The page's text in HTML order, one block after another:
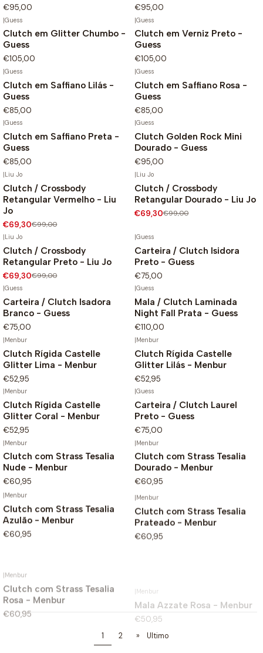
€95,00 €95,00
|Guess
Clutch em Glitter Chumbo -
Guess
€105,00
|Guess
Clutch em Verniz Preto -
Guess
€105,00
|Guess
Clutch em Saffiano Lilás -
Guess
€85,00
|Guess
Clutch em Saffiano Rosa -
Guess
€85,00
|Guess
Clutch em Saffiano Preta -
Guess
€85,00
|Guess
Clutch Golden Rock Mini
Dourado - Guess
€95,00
-30%
|Liu Jo
Clutch / Crossbody
Retangular Vermelho - Liu
Jo
€69,30€99,00
-30%
|Liu Jo
Clutch / Crossbody
Retangular Dourado - Liu Jo
€69,30€99,00
-30%
|Liu Jo
Clutch / Crossbody
Retangular Preto - Liu Jo
€69,30€99,00
|Guess
Carteira / Clutch Isidora
Preto - Guess
€75,00
|Guess
Carteira / Clutch Isadora
Branco - Guess
€75,00
|Guess
Mala / Clutch Laminada
Night Fall Prata - Guess
€110,00
|Menbur
Clutch Rígida Castelle
Glitter Lima - Menbur
€52,95
|Menbur
Clutch Rígida Castelle
Glitter Lilás - Menbur
€52,95
Menbur
Clutch Rígida Castelle
Glitter Coral - Menbur
€52,95
|Guess
Carteira / Clutch Laurel
Preto - Guess
€75,00
|Menbur
Clutch com Strass Tesalia
Nude - Menbur
€60,95
|Menbur
Clutch com Strass Tesalia
Dourado - Menbur
€60,95
|Menbur
Clutch com Strass Tesalia
Azulão - Menbur
€60,95
|Menbur
Clutch com Strass Tesalia
Prateado - Menbur
€60,95
Rosa - Menbur
€60,95
1 2 » Ultimo